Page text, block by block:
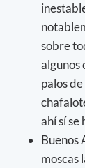
sobre
algunos
palos
ahí sí se
Buenos
moscas